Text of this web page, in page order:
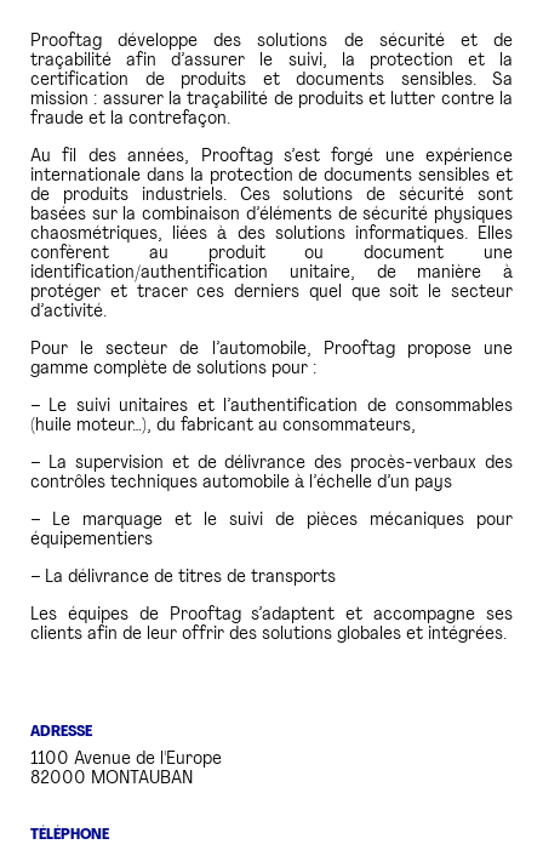
Prooftag développe des solutions de sécurité et de
traçabilité afin d’assurer le suivi, la protection et la
certification de produits et documents sensibles. Sa
mission : assurer la traçabilité de produits et lutter contre la
fraude et la contrefaçon.
Au fil des années, Prooftag s’est forgé une expérience
internationale dans la protection de documents sensibles et
de produits industriels. Ces solutions de sécurité sont
basées sur la combinaison d’éléments de sécurité physiques
chaosmétriques, liées à des solutions informatiques. Elles
confèrent au produit ou document une
identification/authentification unitaire, de manière à
protéger et tracer ces derniers quel que soit le secteur
d’activité.
Pour le secteur de l’automobile, Prooftag propose une
gamme complète de solutions pour :
– Le suivi unitaires et l’authentification de consommables
(huile moteur…), du fabricant au consommateurs,
– La supervision et de délivrance des procès-verbaux des
contrôles techniques automobile à l’échelle d’un pays
– Le marquage et le suivi de pièces mécaniques pour
équipementiers
– La délivrance de titres de transports
Les équipes de Prooftag s’adaptent et accompagne ses
clients afin de leur offrir des solutions globales et intégrées.
ADRESSE
1100 Avenue de l'Europe
82000 MONTAUBAN
TÉLÉPHONE